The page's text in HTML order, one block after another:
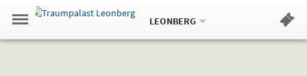
Springe
zum
,zum
.
Navigation
Gehe
zur
Standortauswahl
Standort:
LEONBERG.
Hinweis